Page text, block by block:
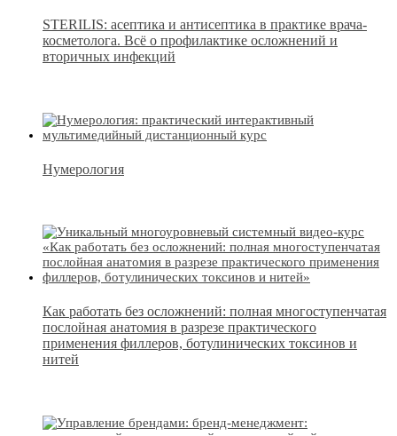
STERILIS: асептика и антисептика в практике врача-
косметолога. Всё о профилактике осложнений и
вторичных инфекций
Нумерология
Как работать без осложнений: полная многоступенчатая
послойная анатомия в разрезе практического
применения филлеров, ботулинических токсинов и
нитей